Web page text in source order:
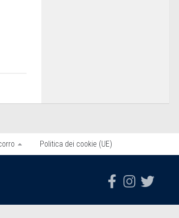
Politica dei cookie (UE)